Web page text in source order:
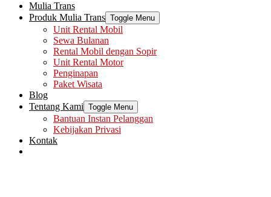
Mulia Trans
Produk Mulia Trans Toggle Menu
Unit Rental Mobil
Sewa Bulanan
Rental Mobil dengan Sopir
Unit Rental Motor
Penginapan
Paket Wisata
Blog
Tentang Kami Toggle Menu
Bantuan Instan Pelanggan
Kebijakan Privasi
Kontak